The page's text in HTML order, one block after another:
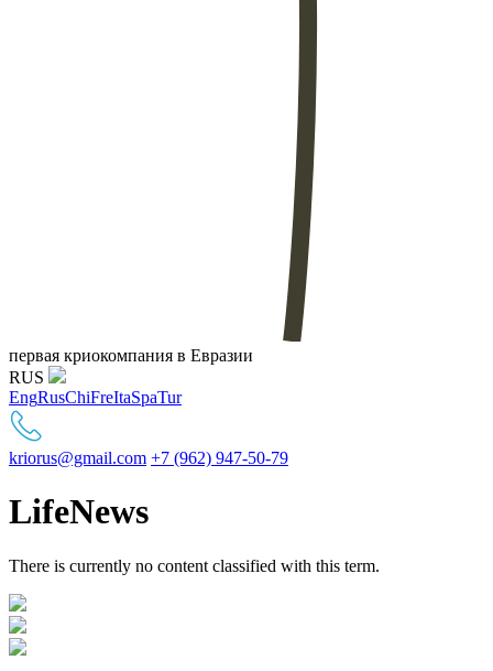
первая криокомпания в Евразии
RUS
EngRusChiFreItaSpaTur
kriorus@gmail.com +7 (962) 947-50-79
LifeNews
There is currently no content classified with this term.